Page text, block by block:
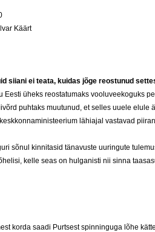
Käärt
siia­ni ei tea­ta, kui­das jõge reos­tu­nud
Ees­ti üheks reos­ta­tu­maks voo­lu­vee­ko­guks
puh­taks muu­tu­nud, et sel­les uue­le
lä­hia­jal vas­ta­vad
sõnul kin­ni­ta­sid tä­na­vus­te uu­rin­gu­te
kel­le seas on hul­ga­nis­ti nii sin­na
kor­da saa­di Purt­sest spin­nin­gu­ga lõhe